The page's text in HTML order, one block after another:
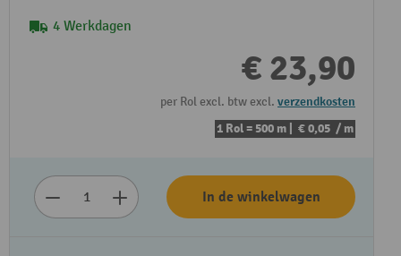
4 Werkdagen
€ 23,90
per Rol excl. btw excl. verzendkosten
1 Rol = 500 m | € 0,05 / m
In de winkelwagen